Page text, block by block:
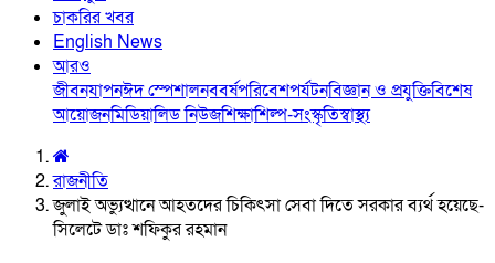
চাকরির খবর
English News
আরও
জীবনযাপনঈদ স্পেশালনববর্ষপরিবেশপর্যটনবিজ্ঞান ও প্রযুক্তিবিশেষ
আয়োজনমিডিয়ালিড নিউজশিক্ষাশিল্প-সংস্কৃতিস্বাস্থ্য
রাজনীতি
জুলাই অভ্যুত্থানে আহতদের চিকিৎসা সেবা দিতে সরকার ব্যর্থ হয়েছে-
সিলেটে ডাঃ শফিকুর রহমান